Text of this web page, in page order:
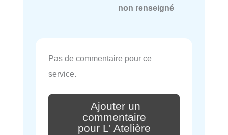
non renseigné
Pas de commentaire pour ce
service.
Ajouter un
commentaire
pour L' Atelière